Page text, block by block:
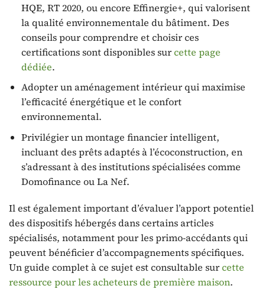
HQE, RT 2020, ou encore Effinergie+, qui valorisent
la qualité environnementale du bâtiment. Des
conseils pour comprendre et choisir ces
certifications sont disponibles surcette page
dédiée.
Adopter un aménagement intérieur qui maximise
l’efficacité énergétique et le confort
environnemental.
Privilégier un montage financier intelligent,
incluant des prêts adaptés à l’écoconstruction, en
s’adressant à des institutions spécialisées comme
Domofinance ou La Nef.
Il est également important d’évaluer l’apport potentiel
des dispositifs hébergés dans certains articles
spécialisés, notamment pour les primo-accédants qui
peuvent bénéficier d’accompagnements spécifiques.
Un guide complet à ce sujet est consultable surcette
ressource pour les acheteurs de première maison.